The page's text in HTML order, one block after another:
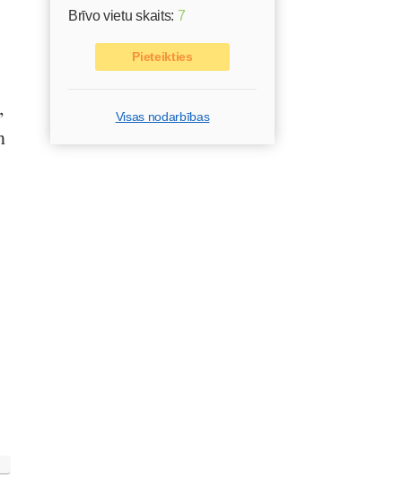
Brīvo vietu skaits: 7
Pieteikties
Visas nodarbības